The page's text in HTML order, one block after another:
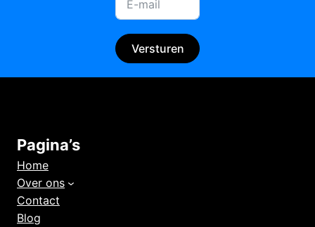
Versturen
Pagina’s
Home
Over ons
Contact
Blog